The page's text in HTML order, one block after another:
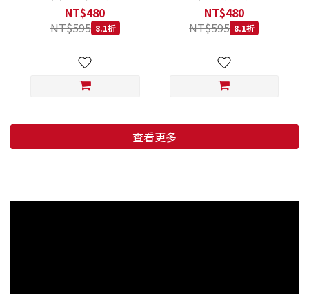
低穀鱈魚甜橙 小顆粒 800G
NT$480
NT$595 8.1折
羊肉藍莓 小顆粒 800G
NT$480
NT$595 8.1折
查看更多